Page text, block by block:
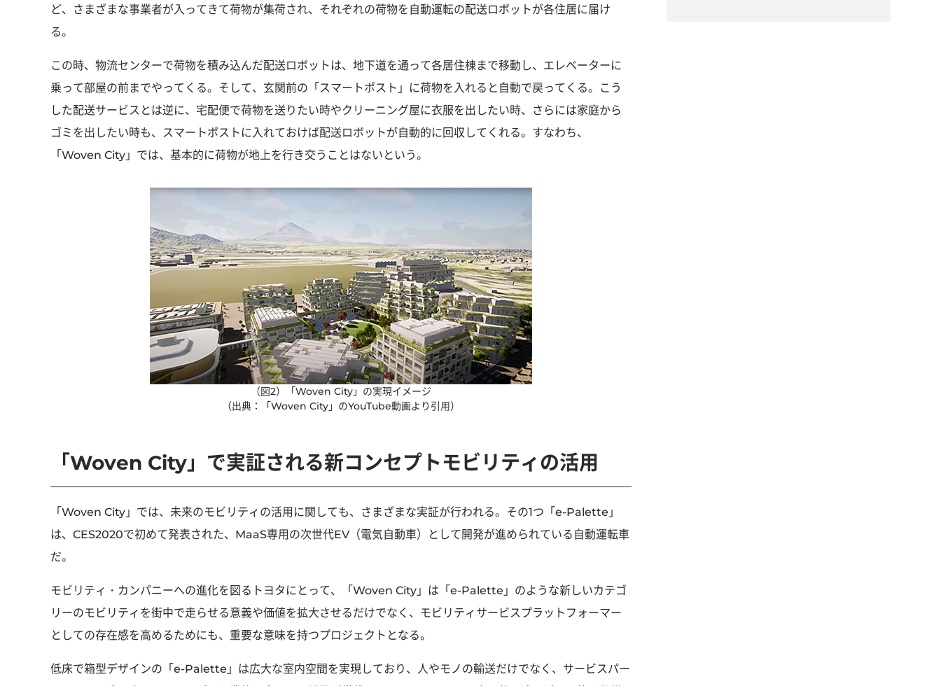
ど、さまざまな事業者が入ってきて荷物が集荷され、それぞれの荷物を自動運転の配送ロボットが各住居に届け
る。
この時、物流センターで荷物を積み込んだ配送ロボットは、地下道を通って各居住棟まで移動し、エレベーターに
乗って部屋の前までやってくる。そして、玄関前の「スマートポスト」に荷物を入れると自動で戻ってくる。こう
した配送サービスとは逆に、宅配便で荷物を送りたい時やクリーニング屋に衣服を出したい時、さらには家庭から
ゴミを出したい時も、スマートポストに入れておけば配送ロボットが自動的に回収してくれる。すなわち、
「Woven City」では、基本的に荷物が地上を行き交うことはないという。
（図2）「Woven City」の実現イメージ
（出典：「Woven City」のYouTube動画より引用）
「Woven City」で実証される新コンセプトモビリティの活用
「Woven City」では、未来のモビリティの活用に関しても、さまざまな実証が行われる。その1つ「e-Palette」
は、CES2020で初めて発表された、MaaS専用の次世代EV（電気自動車）として開発が進められている自動運転車
だ。
モビリティ・カンパニーへの進化を図るトヨタにとって、「Woven City」は「e-Palette」のような新しいカテゴ
リーのモビリティを街中で走らせる意義や価値を拡大させるだけでなく、モビリティサービスプラットフォーマー
としての存在感を高めるためにも、重要な意味を持つプロジェクトとなる。
低床で箱型デザインの「e-Palette」は広大な室内空間を実現しており、人やモノの輸送だけでなく、サービスパー